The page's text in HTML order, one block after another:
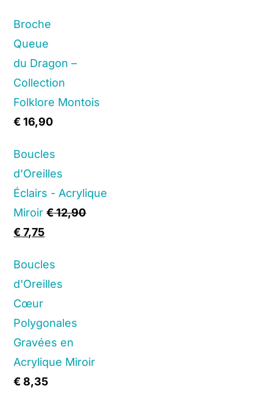
Broche
Queue
du Dragon –
Collection
Folklore Montois
€16,90
Boucles
d'Oreilles
Éclairs - Acrylique
Miroir €12,90
Original
was:
€ 12,90.
€7,75Current
is:
€ 7,75.
Boucles
d'Oreilles
Cœur
Polygonales
Gravées en
Acrylique Miroir
€8,35